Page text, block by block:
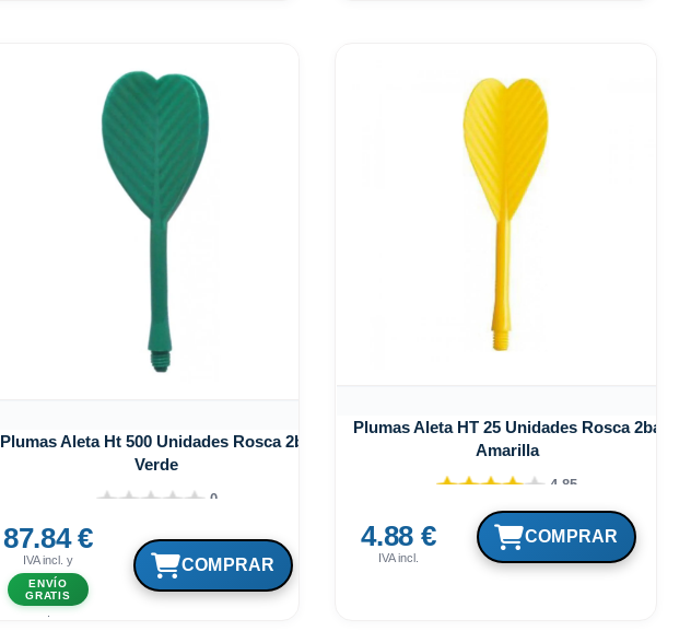
Plumas Aleta Ht 500 Unidades Rosca 2ba
Verde
0
87.84 €
IVA incl. y
ENVÍO
GRATIS
.
Plumas Aleta HT 25 Unidades Rosca 2ba
Amarilla
4.85
4.88 €
IVA incl.